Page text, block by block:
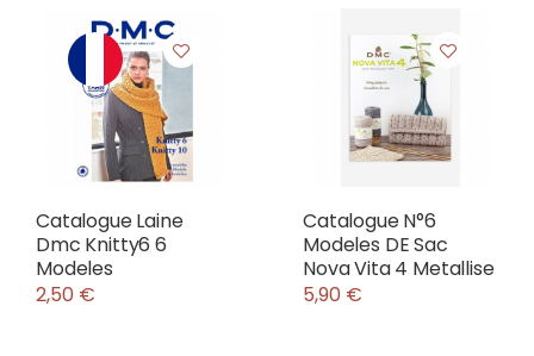
Catalogue Laine
Dmc Knitty6 6
Modeles
2,50 €
Catalogue N°6
Modeles DE Sac
Nova Vita 4 Metallise
5,90 €